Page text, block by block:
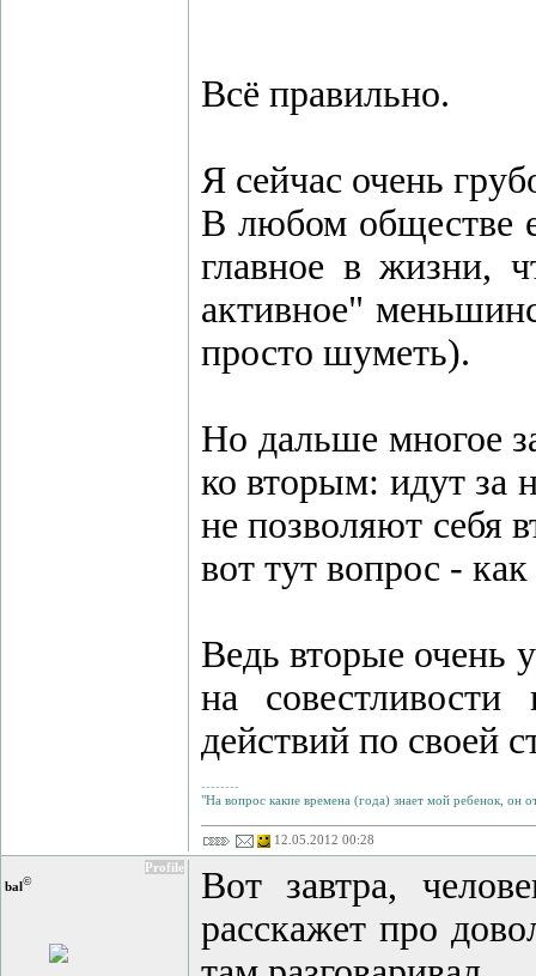
Всё правильно.
Я сейчас очень
В любом обществе
главное в жизни,
активное"
просто шуметь).
Но дальше многое
ко вторым: идут за
не позволяют себя
вот тут вопрос -
Ведь вторые очень
на
действий по своей
--------
"На вопрос какие времена (года) знает мой ребенок, он
12.05.2012 00:28
Profile
bal©
Вот завтра,
расскажет про